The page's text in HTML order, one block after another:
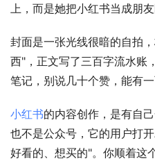
上，而是她把小红书当成朋友
封面是一张光线很暗的自拍
西"，正文写了三百字流水账
笔记，别说几十个赞，能有
小红书的内容创作，是有自
也不是公众号，它的用户打
好看的、想买的"。你顺着这